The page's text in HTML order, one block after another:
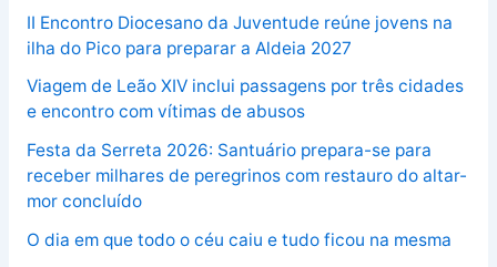
II Encontro Diocesano da Juventude reúne jovens na
ilha do Pico para preparar a Aldeia 2027
Viagem de Leão XIV inclui passagens por três cidades
e encontro com vítimas de abusos
Festa da Serreta 2026: Santuário prepara-se para
receber milhares de peregrinos com restauro do altar-
mor concluído
O dia em que todo o céu caiu e tudo ficou na mesma